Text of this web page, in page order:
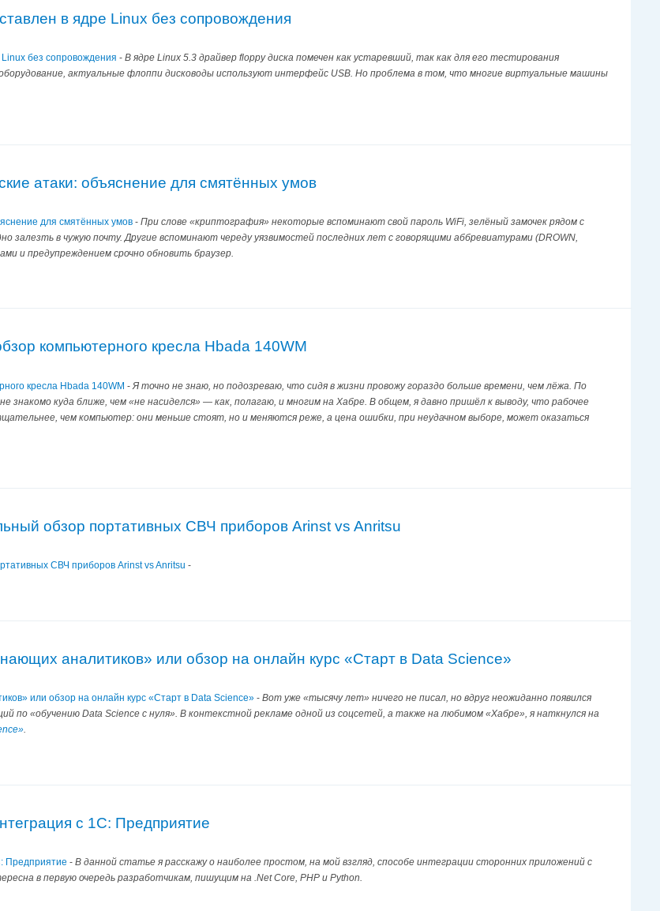
в ядре Linux без сопровождения
без сопровождения - В ядре Linux 5.3 драйвер floppy диска помечен как устаревший, так как для его тестирования
актуальные флоппи дисководы используют интерфейс USB. Но проблема в том, что многие виртуальные машины
атаки: объяснение для смятённых умов
для смятённых умов - При слове «криптография» некоторые вспоминают свой пароль WiFi, зелёный замочек рядом с
залезть в чужую почту. Другие вспоминают череду уязвимостей последних лет с говорящими аббревиатурами (DROWN,
и предупреждением срочно обновить браузер.
компьютерного кресла Hbada 140WM
кресла Hbada 140WM - Я точно не знаю, но подозреваю, что сидя в жизни провожу гораздо больше времени, чем лёжа. По
знакомо куда ближе, чем «не насиделся» — как, полагаю, и многим на Хабре. В общем, я давно пришёл к выводу, что рабочее
чем компьютер: они меньше стоят, но и меняются реже, а цена ошибки, при неудачном выборе, может оказаться
обзор портативных СВЧ приборов Arinst vs Anritsu
СВЧ приборов Arinst vs Anritsu -
аналитиков» или обзор на онлайн курс «Старт в Data Science»
или обзор на онлайн курс «Старт в Data Science» - Вот уже «тысячу лет» ничего не писал, но вдруг неожиданно появился
по «обучению Data Science с нуля». В контекстной рекламе одной из соцсетей, а также на любимом «Хабре», я наткнулся на
.
с 1С: Предприятие
Предприятие - В данной статье я расскажу о наиболее простом, на мой взгляд, способе интеграции сторонних приложений с
в первую очередь разработчикам, пишущим на .Net Core, PHP и Python.